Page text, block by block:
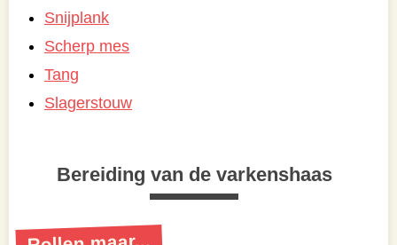
Snijplank
Scherp mes
Tang
Slagerstouw
Bereiding van de varkenshaas